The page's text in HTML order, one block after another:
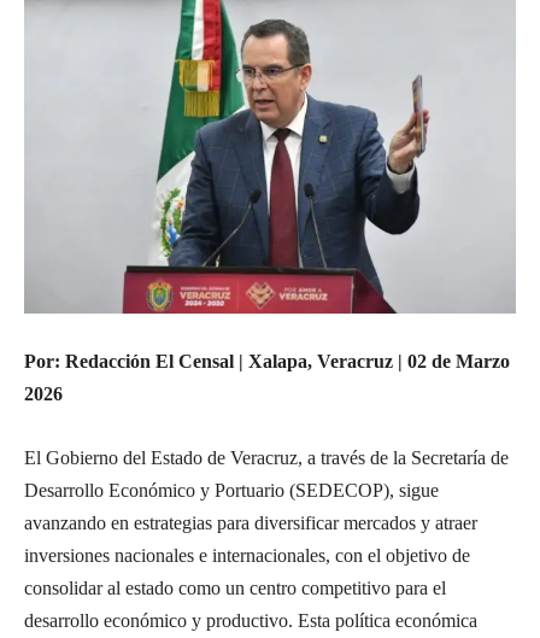
Por: Redacción El Censal | Xalapa, Veracruz | 02 de Marzo
2026
El Gobierno del Estado de Veracruz, a través de la Secretaría de
Desarrollo Económico y Portuario (SEDECOP), sigue
avanzando en estrategias para diversificar mercados y atraer
inversiones nacionales e internacionales, con el objetivo de
consolidar al estado como un centro competitivo para el
desarrollo económico y productivo. Esta política económica